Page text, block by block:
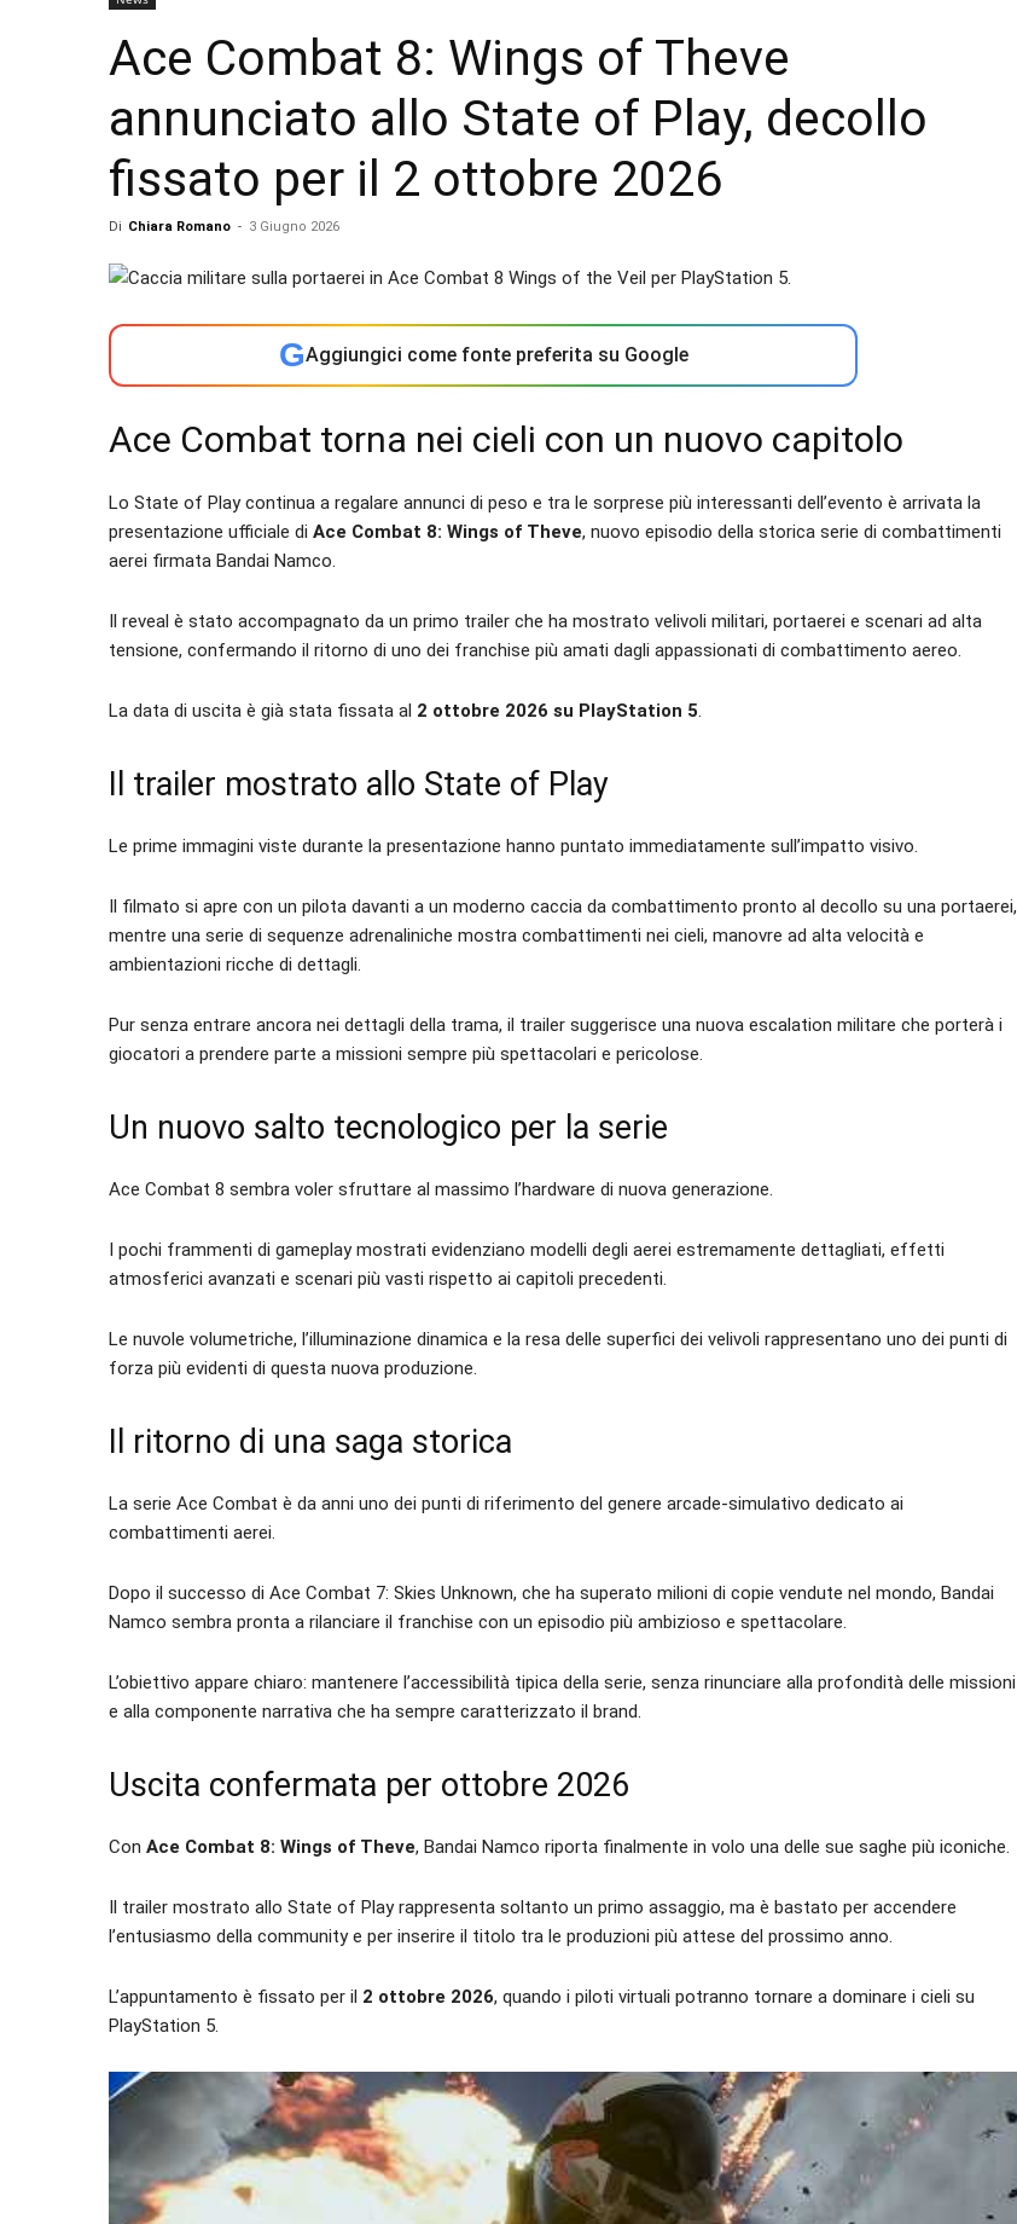
Ace Combat 8: Wings of Theve
annunciato allo State of Play, decollo
fissato per il 2 ottobre 2026
Di Chiara Romano - 3 Giugno 2026
GAggiungici come fonte preferita su Google
Ace Combat torna nei cieli con un nuovo capitolo
Lo State of Play continua a regalare annunci di peso e tra le sorprese più interessanti dell’evento è arrivata la
presentazione ufficiale di Ace Combat 8: Wings of Theve, nuovo episodio della storica serie di combattimenti
aerei firmata Bandai Namco.
Il reveal è stato accompagnato da un primo trailer che ha mostrato velivoli militari, portaerei e scenari ad alta
tensione, confermando il ritorno di uno dei franchise più amati dagli appassionati di combattimento aereo.
La data di uscita è già stata fissata al 2 ottobre 2026 su PlayStation 5.
Il trailer mostrato allo State of Play
Le prime immagini viste durante la presentazione hanno puntato immediatamente sull’impatto visivo.
Il filmato si apre con un pilota davanti a un moderno caccia da combattimento pronto al decollo su una portaerei,
mentre una serie di sequenze adrenaliniche mostra combattimenti nei cieli, manovre ad alta velocità e
ambientazioni ricche di dettagli.
Pur senza entrare ancora nei dettagli della trama, il trailer suggerisce una nuova escalation militare che porterà i
giocatori a prendere parte a missioni sempre più spettacolari e pericolose.
Un nuovo salto tecnologico per la serie
Ace Combat 8 sembra voler sfruttare al massimo l’hardware di nuova generazione.
I pochi frammenti di gameplay mostrati evidenziano modelli degli aerei estremamente dettagliati, effetti
atmosferici avanzati e scenari più vasti rispetto ai capitoli precedenti.
Le nuvole volumetriche, l’illuminazione dinamica e la resa delle superfici dei velivoli rappresentano uno dei punti di
forza più evidenti di questa nuova produzione.
Il ritorno di una saga storica
La serie Ace Combat è da anni uno dei punti di riferimento del genere arcade-simulativo dedicato ai
combattimenti aerei.
Dopo il successo di Ace Combat 7: Skies Unknown, che ha superato milioni di copie vendute nel mondo, Bandai
Namco sembra pronta a rilanciare il franchise con un episodio più ambizioso e spettacolare.
L’obiettivo appare chiaro: mantenere l’accessibilità tipica della serie, senza rinunciare alla profondità delle missioni
e alla componente narrativa che ha sempre caratterizzato il brand.
Uscita confermata per ottobre 2026
Con Ace Combat 8: Wings of Theve, Bandai Namco riporta finalmente in volo una delle sue saghe più iconiche.
Il trailer mostrato allo State of Play rappresenta soltanto un primo assaggio, ma è bastato per accendere
l’entusiasmo della community e per inserire il titolo tra le produzioni più attese del prossimo anno.
L’appuntamento è fissato per il 2 ottobre 2026, quando i piloti virtuali potranno tornare a dominare i cieli su
PlayStation 5.